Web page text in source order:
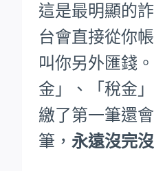
這是最明顯的
台會直接從你
叫你另外匯錢
金」、「稅金
繳了第一筆還
筆， 永遠沒完